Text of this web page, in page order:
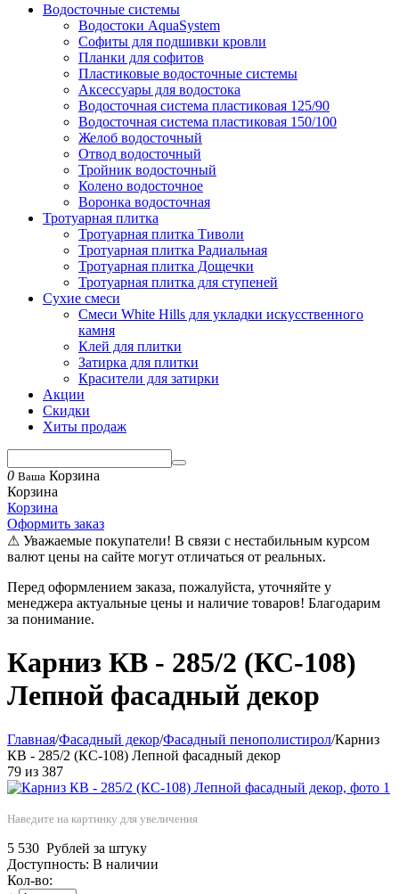
Водосточные системы
Водостоки AquaSystem
Софиты для подшивки кровли
Планки для софитов
Пластиковые водосточные системы
Аксессуары для водостока
Водосточная система пластиковая 125/90
Водосточная система пластиковая 150/100
Желоб водосточный
Отвод водосточный
Тройник водосточный
Колено водосточное
Воронка водосточная
Тротуарная плитка
Тротуарная плитка Тиволи
Тротуарная плитка Радиальная
Тротуарная плитка Дощечки
Тротуарная плитка для ступеней
Сухие смеси
Смеси White Hills для укладки искусственного
камня
Клей для плитки
Затирка для плитки
Красители для затирки
Акции
Скидки
Хиты продаж
0 Ваша Корзина
Корзина
Корзина
Оформить заказ
⚠ Уважаемые покупатели! В связи с нестабильным курсом
валют цены на сайте могут отличаться от реальных.
Перед оформлением заказа, пожалуйста, уточняйте у
менеджера актуальные цены и наличие товаров! Благодарим
за понимание.
Карниз КВ - 285/2 (КС-108)
Лепной фасадный декор
Главная/Фасадный декор/Фасадный пенополистирол/Карниз
КВ - 285/2 (КС-108) Лепной фасадный декор
79 из 387
Наведите на картинку для увеличения
5 530 Рублей за штуку
Доступность: В наличии
Кол-во: